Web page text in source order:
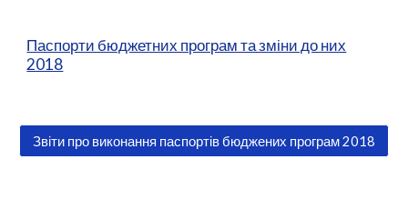
Паспорти бюджетних програм та зміни до них
2018
Звіти про виконання паспортів бюджених програм 2018